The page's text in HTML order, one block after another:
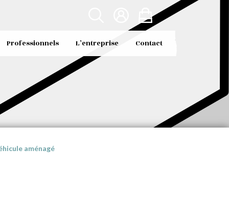
Professionnels L’entreprise Contact
aménagé